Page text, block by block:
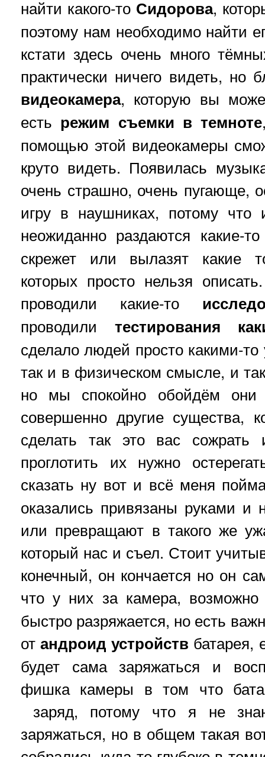
найти какого-то Сидорова,
поэтому нам необходимо найти
кстати здесь очень много
практически ничего видеть, но
видеокамера, которую вы
есть режим съемки в темноте
помощью этой видеокамеры
круто видеть. Появилась
очень страшно, очень пугающе,
игру в наушниках, потому что
неожиданно раздаются какие-
скрежет или вылазят какие
которых просто нельзя
проводили какие-то
проводили тестирования
сделало людей просто какими-
так и в физическом смысле, и
но мы спокойно обойдём
совершенно другие существа,
сделать так это вас
проглотить их нужно
сказать ну вот и всё меня
оказались привязаны руками и
или превращают в такого же
который нас и съел. Стоит
конечный, он кончается но он
что у них за камера,
быстро разряжается, но есть
отандроид устройств
будет сама заряжаться и
фишка камеры в том что
заряд, потому что я не
заряжаться, но в общем такая